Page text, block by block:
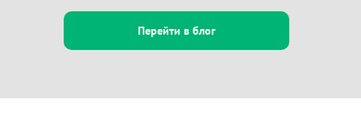
Перейти в блог